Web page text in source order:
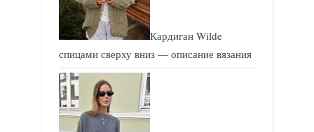
Кардиган Wilde
спицами сверху вниз — описание вязания